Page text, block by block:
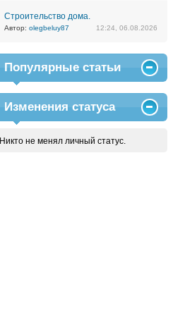
Строительство дома.
Автор: olegbeluy87 12:24, 06.08.2026
Популярные статьи
Изменения статуса
Никто не менял личный статус.